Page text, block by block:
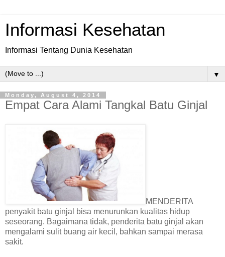
Informasi Kesehatan
Informasi Tentang Dunia Kesehatan
▼
Monday, August 4, 2014
Empat Cara Alami Tangkal Batu Ginjal
MENDERITA
penyakit batu ginjal bisa menurunkan kualitas hidup
seseorang. Bagaimana tidak, penderita batu ginjal akan
mengalami sulit buang air kecil, bahkan sampai merasa
sakit.